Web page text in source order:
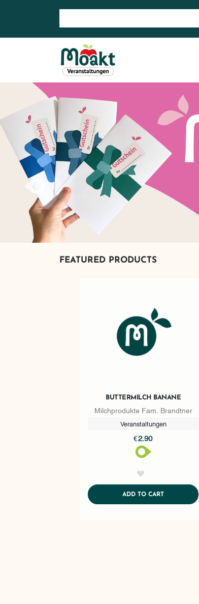
FEATURED PRODUCTS
BUTTERMILCH BANANE
Milchprodukte Fam. Brandtner
Veranstaltungen
€2.90
ADD TO CARTADDTOCART